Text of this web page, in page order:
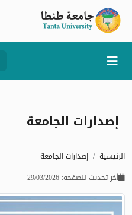
إصدارات الجامعة
الرئيسية
إصدارات الجامعة
أخر تحديث للصفحة: 29/03/2026